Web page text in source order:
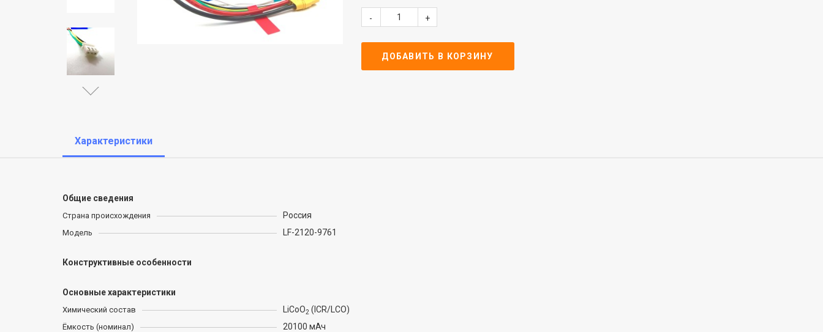
- +
ДОБАВИТЬ В КОРЗИНУ
Характеристики
Общие сведения
Страна происхождения Россия
Модель LF-2120-9761
Конструктивные особенности
Основные характеристики
Химический состав LiCoO2 (ICR/LCO)
Ёмкость (номинал) 20100 мАч